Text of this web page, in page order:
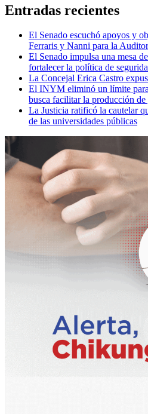
Entradas recientes
El Senado escuchó apoyos y
Ferraris y Nanni para la
El Senado impulsa una mesa
fortalecer la política de
La Concejal Erica Castro
El INYM eliminó un límite
busca facilitar la producción de
La Justicia ratificó la cautelar
de las universidades públicas